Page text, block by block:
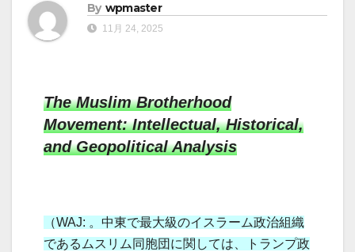
By wpmaster
11月 24, 2025
The Muslim Brotherhood
Movement: Intellectual, Historical,
and Geopolitical Analysis
（WAJ: 。中東で最大級のイスラーム政治組織
であるムスリム同胞団に関しては、トランプ政